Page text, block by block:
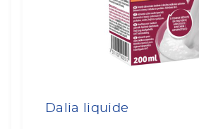
Dalia liquide